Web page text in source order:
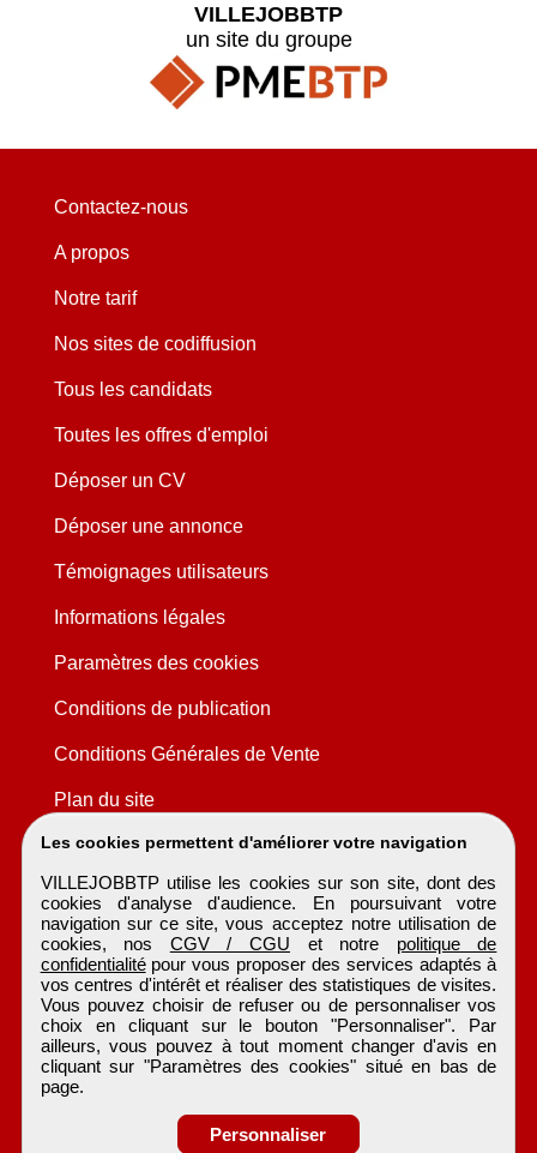
Les cookies permettent d'améliorer votre navigation
VILLEJOBBTP utilise les cookies sur son site, dont des
cookies d'analyse d'audience. En poursuivant votre
navigation sur ce site, vous acceptez notre utilisation de
cookies, nos CGV / CGU et notre politique de
confidentialitépour vous proposer des services adaptés à
vos centres d'intérêt et réaliser des statistiques de visites.
Vous pouvez choisir de refuser ou de personnaliser vos
choix en cliquant sur le bouton "Personnaliser". Par
ailleurs, vous pouvez à tout moment changer d'avis en
cliquant sur "Paramètres des cookies" situé en bas de
page.
Personnaliser
VILLEJOBBTP
un site du groupe
Contactez-nous
A propos
Notre tarif
Nos sites de codiffusion
Tous les candidats
Toutes les offres d'emploi
Déposer un CV
Déposer une annonce
Témoignages utilisateurs
Informations légales
Paramètres des cookies
Conditions de publication
Conditions Générales de Vente
Plan du site